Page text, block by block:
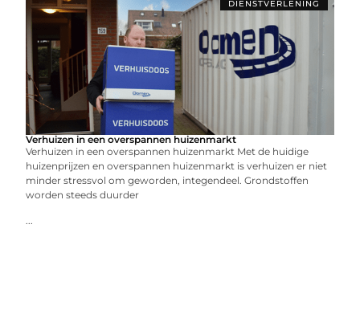
DIENSTVERLENING
Verhuizen in een overspannen huizenmarkt
Verhuizen in een overspannen huizenmarkt Met de huidige
huizenprijzen en overspannen huizenmarkt is verhuizen er niet
minder stressvol om geworden, integendeel. Grondstoffen
worden steeds duurder
...